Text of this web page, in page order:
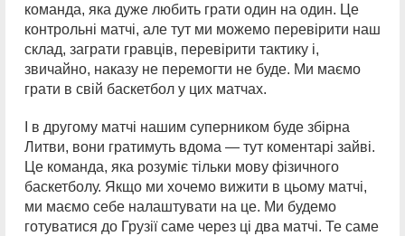
команда, яка дуже любить грати один на один. Це
контрольні матчі, але тут ми можемо перевірити наш
склад, заграти гравців, перевірити тактику і,
звичайно, наказу не перемогти не буде. Ми маємо
грати в свій баскетбол у цих матчах.
І в другому матчі нашим суперником буде збірна
Литви, вони гратимуть вдома — тут коментарі зайві.
Це команда, яка розуміє тільки мову фізичного
баскетболу. Якщо ми хочемо вижити в цьому матчі,
ми маємо себе налаштувати на це. Ми будемо
готуватися до Грузії саме через ці два матчі. Те саме